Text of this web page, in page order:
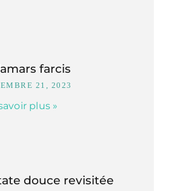
farcis
21, 2023
plus »
douce revisitée